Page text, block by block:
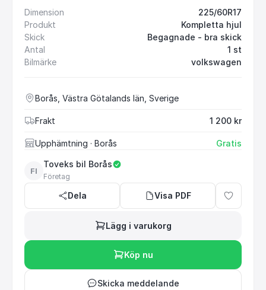
Dimension
225/60R17
Produkt
Kompletta hjul
Skick
Begagnade - bra skick
Antal
1 st
Bilmärke
volkswagen
Borås, Västra Götalands län, Sverige
Frakt 1 200 kr
Upphämtning · Borås Gratis
FI
Toveks bil Borås
Företag
Dela Visa PDF
Lägg i varukorg
Köp nu
Skicka meddelande